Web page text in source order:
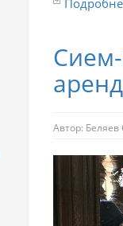
Автор: Беляев